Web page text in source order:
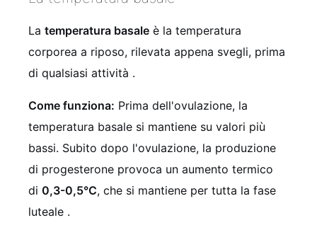
La temperatura basale è la temperatura
corporea a riposo, rilevata appena svegli, prima
di qualsiasi attività .
Come funziona: Prima dell'ovulazione, la
temperatura basale si mantiene su valori più
bassi. Subito dopo l'ovulazione, la produzione
di progesterone provoca un aumento termico
di 0,3-0,5°C, che si mantiene per tutta la fase
luteale .